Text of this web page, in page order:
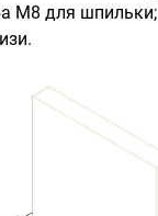
М8 для шпильки;